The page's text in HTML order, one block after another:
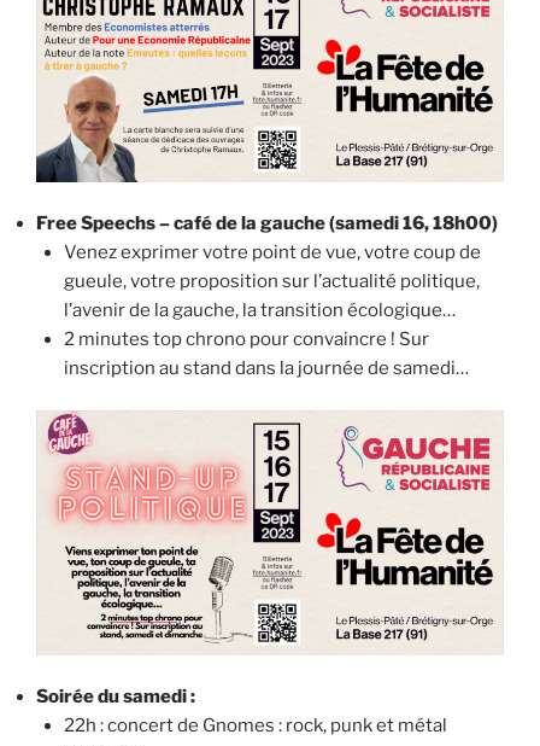
Free Speechs – café de la gauche (samedi 16, 18h00)
Venez exprimer votre point de vue, votre coup de
gueule, votre proposition sur l’actualité politique,
l’avenir de la gauche, la transition écologique…
2 minutes top chrono pour convaincre ! Sur
inscription au stand dans la journée de samedi…
Soirée du samedi :
22h : concert de Gnomes : rock, punk et métal